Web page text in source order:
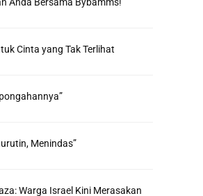
Cinta yang Tak Terlihat
Menindas”
Warga Israel Kini Merasakan